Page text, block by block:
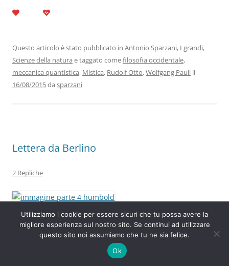
b
o
o
dI
n
A
p
a
m
vi
di
Questo articolo è stato pubblicato in Antonio Sparzani, I grandi,
Scienze della natura e taggato comefilosofia occidentale,
meccanica quantistica, Mistica, Rudolf Otto,Wolfgang Pauli il
16/08/2015da sparzani
Lettera da Berlino
2 Repliche
diStefanie Golisch
Utilizziamo i cookie per essere sicuri che tu possa avere la
migliore esperienza sul nostro sito. Se continui ad utilizzare
questo sito noi assumiamo che tu ne sia felice.
Ok